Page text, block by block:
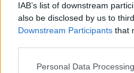
IAB’s list of downstream
also be disclosed by us to
Downstream Participants that
Personal Data
Mi a baj a 8 osztályos
helyette?
A kisiskolák tanárhiánya és a
„erővonalai”, amelyek a